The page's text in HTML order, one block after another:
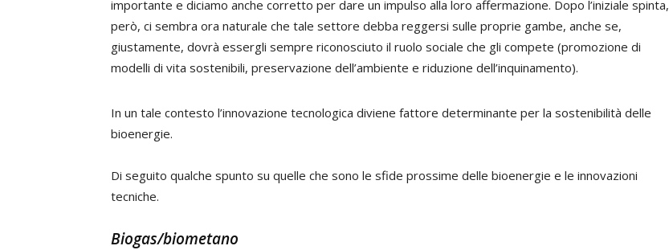
importante e diciamo anche corretto per dare un impulso alla loro affermazione. Dopo l’iniziale spinta,
però, ci sembra ora naturale che tale settore debba reggersi sulle proprie gambe, anche se,
giustamente, dovrà essergli sempre riconosciuto il ruolo sociale che gli compete (promozione di
modelli di vita sostenibili, preservazione dell’ambiente e riduzione dell’inquinamento).
In un tale contesto l’innovazione tecnologica diviene fattore determinante per la sostenibilità delle
bioenergie.
Di seguito qualche spunto su quelle che sono le sfide prossime delle bioenergie e le innovazioni
tecniche.
Biogas/biometano